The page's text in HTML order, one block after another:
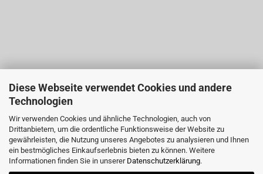
Diese Webseite verwendet Cookies und andere
Technologien
Wir verwenden Cookies und ähnliche Technologien, auch von
Drittanbietern, um die ordentliche Funktionsweise der Website zu
gewährleisten, die Nutzung unseres Angebotes zu analysieren und Ihnen
ein bestmögliches Einkaufserlebnis bieten zu können. Weitere
Informationen finden Sie in unserer Datenschutzerklärung.